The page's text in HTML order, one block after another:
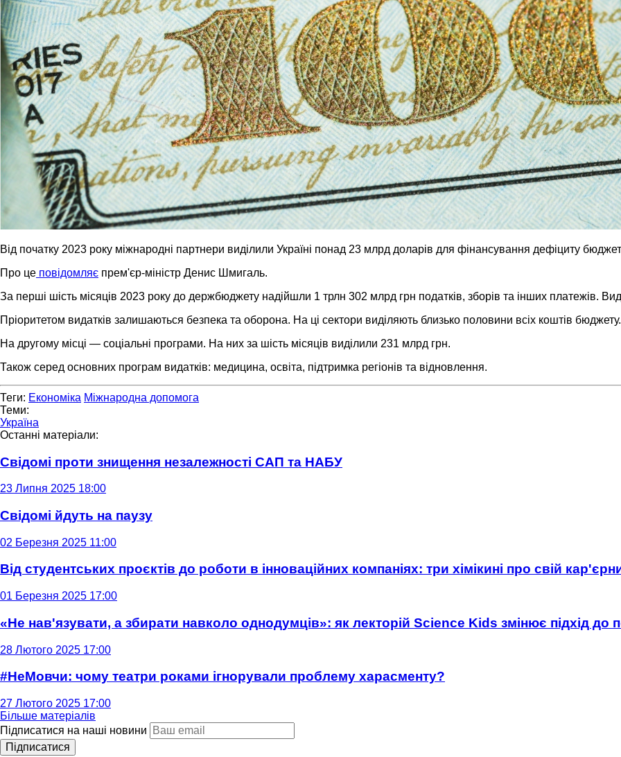
Від початку 2023 року міжнародні партнери виділили Україні понад 23 млрд доларів для фінансування дефіциту
Про це повідомляє прем'єр-міністр Денис Шмигаль.
За перші шість місяців 2023 року до держбюджету надійшли 1 трлн 302 млрд грн податків, зборів та інших платежів.
Пріоритетом видатків залишаються безпека та оборона. На ці сектори виділяють близько половини всіх коштів бюджету.
На другому місці — соціальні програми. На них за шість місяців виділили 231 млрд грн.
Також серед основних програм видатків: медицина, освіта, підтримка регіонів та відновлення.
Теги: Економіка Міжнародна допомога
Теми:
Україна
Останні матеріали:
Свідомі проти знищення незалежності САП та НАБУ
23 Липня 2025 18:00
Свідомі йдуть на паузу
02 Березня 2025 11:00
Від студентських проєктів до роботи в інноваційних компаніях: три хімікині про свій
01 Березня 2025 17:00
«Не нав'язувати, а збирати навколо однодумців»: як лекторій Science Kids змінює підхід до
28 Лютого 2025 17:00
#НеМовчи: чому театри роками ігнорували проблему харасменту?
27 Лютого 2025 17:00
Більше матеріалів
Підписатися на наші новини
Підписатися